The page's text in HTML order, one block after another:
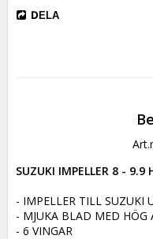
DELA
SUZUKI IMPELLER 8 - 9.9
- IMPELLER TILL SUZUKI
- MJUKA BLAD MED
- 6 VINGAR